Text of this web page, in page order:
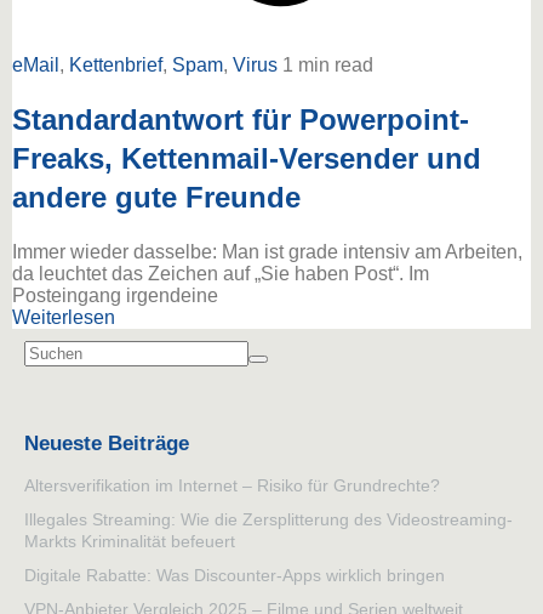
eMail , Kettenbrief, Spam, Virus 1 min read
Standardantwort für Powerpoint-
Freaks, Kettenmail-Versender und
andere gute Freunde
Immer wieder dasselbe: Man ist grade intensiv am Arbeiten,
da leuchtet das Zeichen auf „Sie haben Post“. Im
Posteingang irgendeine
Weiterlesen
Neueste Beiträge
Altersverifikation im Internet – Risiko für Grundrechte?
Illegales Streaming: Wie die Zersplitterung des Videostreaming-
Markts Kriminalität befeuert
Digitale Rabatte: Was Discounter-Apps wirklich bringen
VPN-Anbieter Vergleich 2025 – Filme und Serien weltweit